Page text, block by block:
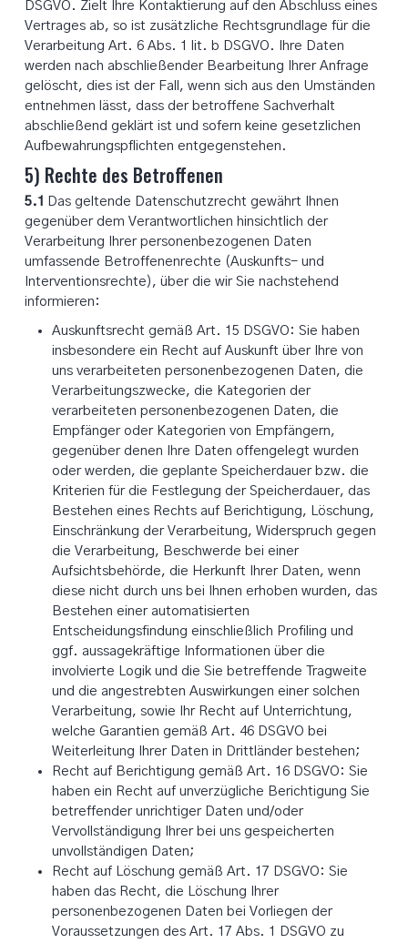
DSGVO. Zielt Ihre Kontaktierung auf den Abschluss eines
Vertrages ab, so ist zusätzliche Rechtsgrundlage für die
Verarbeitung Art. 6 Abs. 1 lit. b DSGVO. Ihre Daten
werden nach abschließender Bearbeitung Ihrer Anfrage
gelöscht, dies ist der Fall, wenn sich aus den Umständen
entnehmen lässt, dass der betroffene Sachverhalt
abschließend geklärt ist und sofern keine gesetzlichen
Aufbewahrungspflichten entgegenstehen.
5) Rechte des Betroffenen
5.1
Das geltende Datenschutzrecht gewährt Ihnen
gegenüber dem Verantwortlichen hinsichtlich der
Verarbeitung Ihrer personenbezogenen Daten
umfassende Betroffenenrechte (Auskunfts- und
Interventionsrechte), über die wir Sie nachstehend
informieren:
Auskunftsrecht gemäß Art. 15 DSGVO: Sie haben
insbesondere ein Recht auf Auskunft über Ihre von
uns verarbeiteten personenbezogenen Daten, die
Verarbeitungszwecke, die Kategorien der
verarbeiteten personenbezogenen Daten, die
Empfänger oder Kategorien von Empfängern,
gegenüber denen Ihre Daten offengelegt wurden
oder werden, die geplante Speicherdauer bzw. die
Kriterien für die Festlegung der Speicherdauer, das
Bestehen eines Rechts auf Berichtigung, Löschung,
Einschränkung der Verarbeitung, Widerspruch gegen
die Verarbeitung, Beschwerde bei einer
Aufsichtsbehörde, die Herkunft Ihrer Daten, wenn
diese nicht durch uns bei Ihnen erhoben wurden, das
Bestehen einer automatisierten
Entscheidungsfindung einschließlich Profiling und
ggf. aussagekräftige Informationen über die
involvierte Logik und die Sie betreffende Tragweite
und die angestrebten Auswirkungen einer solchen
Verarbeitung, sowie Ihr Recht auf Unterrichtung,
welche Garantien gemäß Art. 46 DSGVO bei
Weiterleitung Ihrer Daten in Drittländer bestehen;
Recht auf Berichtigung gemäß Art. 16 DSGVO: Sie
haben ein Recht auf unverzügliche Berichtigung Sie
betreffender unrichtiger Daten und/oder
Vervollständigung Ihrer bei uns gespeicherten
unvollständigen Daten;
Recht auf Löschung gemäß Art. 17 DSGVO: Sie
haben das Recht, die Löschung Ihrer
personenbezogenen Daten bei Vorliegen der
Voraussetzungen des Art. 17 Abs. 1 DSGVO zu